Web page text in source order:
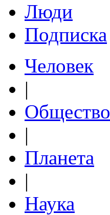
Люди
Подписка
Человек
|
Общество
|
Планета
|
Наука